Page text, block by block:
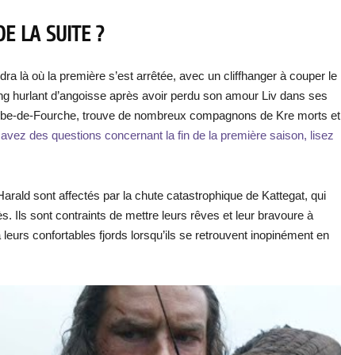
LA SUITE ?
là où la première s’est arrêtée, avec un cliffhanger à couper le
hurlant d’angoisse après avoir perdu son amour Liv dans ses
de-Fourche, trouve de nombreux compagnons de Kre morts et
des questions concernant la fin de la première saison, lisez
sont affectés par la chute catastrophique de Kattegat, qui
Ils sont contraints de mettre leurs rêves et leur bravoure à
confortables fjords lorsqu’ils se retrouvent inopinément en